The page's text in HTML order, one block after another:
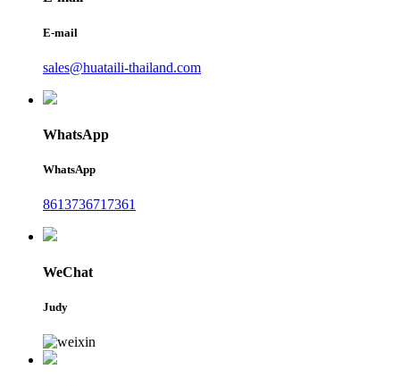
E-mail
sales@huataili-thailand.com
WhatsApp
WhatsApp
8613736717361
WeChat
Judy